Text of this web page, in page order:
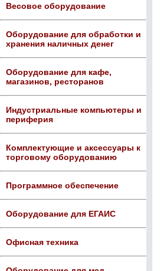
Весовое оборудование
Оборудование для обработки и
хранения наличных денег
Оборудование для кафе,
магазинов, ресторанов
Индустриальные компьютеры и
периферия
Комплектующие и аксессуары к
торговому оборудованию
Программное обеспечение
Оборудование для ЕГАИС
Офисная техника